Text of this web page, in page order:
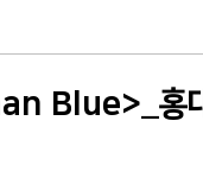
Blue>_홍